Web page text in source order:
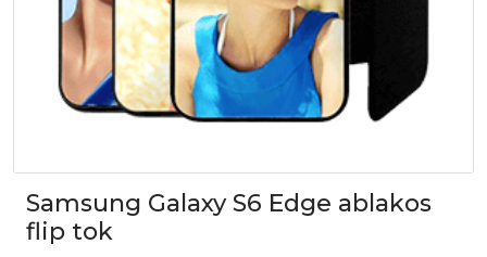
Samsung Galaxy S6 Edge ablakos
flip tok